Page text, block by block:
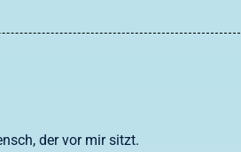
der vor mir sitzt.